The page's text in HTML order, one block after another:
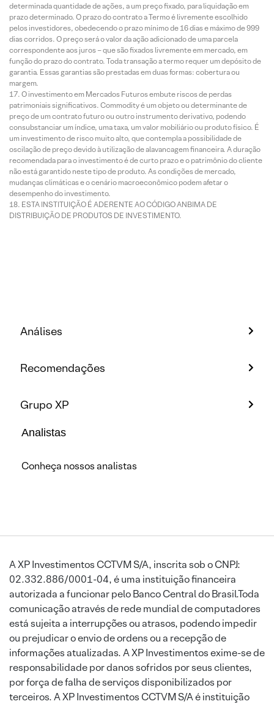
determinada quantidade de ações, a um preço fixado, para liquidação em
prazo determinado. O prazo do contrato a Termo é livremente escolhido
pelos investidores, obedecendo o prazo mínimo de 16 dias e máximo de 999
dias corridos. O preço será o valor da ação adicionado de uma parcela
correspondente aos juros – que são fixados livremente em mercado, em
função do prazo do contrato. Toda transação a termo requer um depósito de
garantia. Essas garantias são prestadas em duas formas: cobertura ou
margem.
O investimento em Mercados Futuros embute riscos de perdas
patrimoniais significativos. Commodity é um objeto ou determinante de
preço de um contrato futuro ou outro instrumento derivativo, podendo
consubstanciar um índice, uma taxa, um valor mobiliário ou produto físico. É
um investimento de risco muito alto, que contempla a possibilidade de
oscilação de preço devido à utilização de alavancagem financeira. A duração
recomendada para o investimento é de curto prazo e o patrimônio do cliente
não está garantido neste tipo de produto. As condições de mercado,
mudanças climáticas e o cenário macroeconômico podem afetar o
desempenho do investimento.
ESTA INSTITUIÇÃO É ADERENTE AO CÓDIGO ANBIMA DE
DISTRIBUIÇÃO DE PRODUTOS DE INVESTIMENTO.
Análises
Recomendações
Grupo XP
Analistas
Conheça nossos analistas
A XP Investimentos CCTVM S/A, inscrita sob o CNPJ:
02.332.886/0001-04, é uma instituição financeira
autorizada a funcionar pelo Banco Central do Brasil.Toda
comunicação através de rede mundial de computadores
está sujeita a interrupções ou atrasos, podendo impedir
ou prejudicar o envio de ordens ou a recepção de
informações atualizadas. A XP Investimentos exime-se de
responsabilidade por danos sofridos por seus clientes,
por força de falha de serviços disponibilizados por
terceiros. A XP Investimentos CCTVM S/A é instituição